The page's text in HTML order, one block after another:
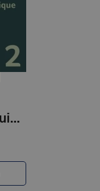
Defi actuel 2 Guide pedagogique